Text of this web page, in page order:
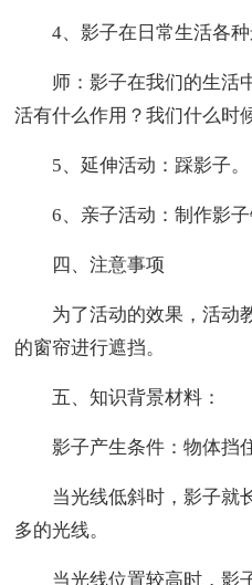
4、影子在日常生活各种
师：影子在我们的生活
活有什么作用？我们什么时
5、延伸活动：踩影子。
6、亲子活动：制作影子
四、注意事项
为了活动的效果，活动
的窗帘进行遮挡。
五、知识背景材料：
影子产生条件：物体挡住
当光线低斜时，影子就
多的光线。
当光线位置较高时，影